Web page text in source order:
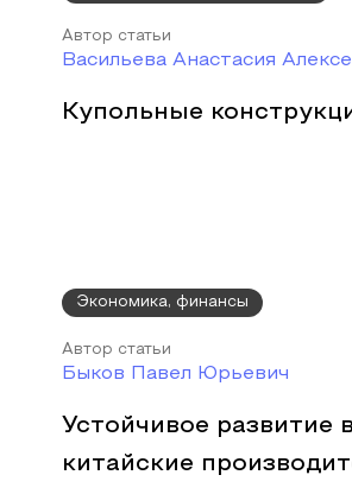
Автор статьи
Васильева Анастасия
Купольные
Экономика, финансы
Автор статьи
Быков Павел Юрьевич
Устойчивое развитие
китайские